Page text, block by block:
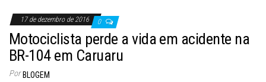
17 de dezembro de 2016 0
Motociclista perde a vida em acidente na
BR-104 em Caruaru
Por BLOGEM